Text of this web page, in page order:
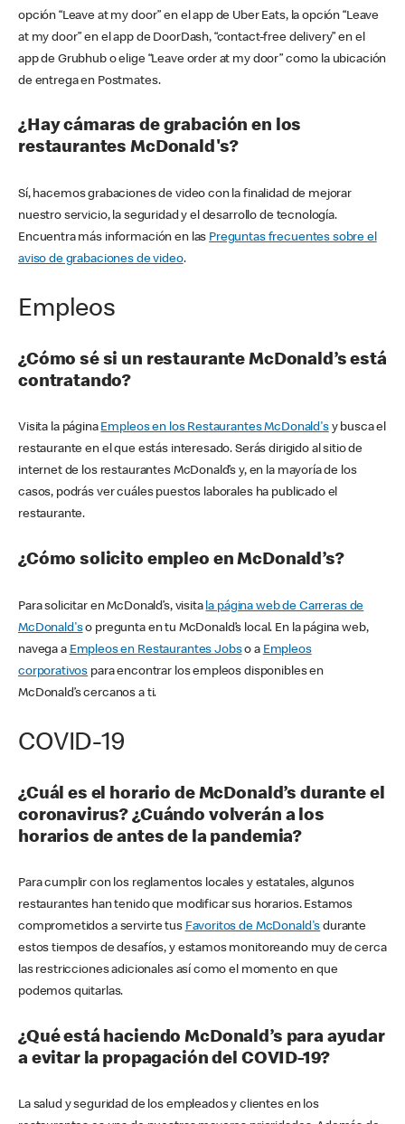
opción “Leave at my door” en el app de Uber Eats, la opción “Leave
at my door” en el app de DoorDash, “contact-free delivery” en el
app de Grubhub o elige “Leave order at my door” como la ubicación
de entrega en Postmates.
¿Hay cámaras de grabación en los
restaurantes McDonald's?
Sí, hacemos grabaciones de video con la finalidad de mejorar
nuestro servicio, la seguridad y el desarrollo de tecnología.
Encuentra más información en las Preguntas frecuentes sobre el
aviso de grabaciones de video.
Empleos
¿Cómo sé si un restaurante McDonald’s está
contratando?
Visita la página Empleos en los Restaurantes McDonald'sy busca el
restaurante en el que estás interesado. Serás dirigido al sitio de
internet de los restaurantes McDonald’s y, en la mayoría de los
casos, podrás ver cuáles puestos laborales ha publicado el
restaurante.
¿Cómo solicito empleo en McDonald’s?
Para solicitar en McDonald’s, visita la página web de Carreras de
McDonald'so pregunta en tu McDonald’s local. En la página web,
navega a Empleos en Restaurantes Jobso a Empleos
corporativos para encontrar los empleos disponibles en
McDonald’s cercanos a ti.
COVID-19
¿Cuál es el horario de McDonald’s durante el
coronavirus? ¿Cuándo volverán a los
horarios de antes de la pandemia?
Para cumplir con los reglamentos locales y estatales, algunos
restaurantes han tenido que modificar sus horarios. Estamos
comprometidos a servirte tus Favoritos de McDonald's durante
estos tiempos de desafíos, y estamos monitoreando muy de cerca
las restricciones adicionales así como el momento en que
podemos quitarlas.
¿Qué está haciendo McDonald’s para ayudar
a evitar la propagación del COVID-19?
La salud y seguridad de los empleados y clientes en los